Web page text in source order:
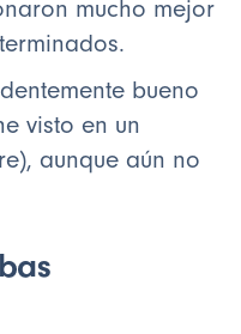
mucho mejor
bueno
visto en un
aunque aún no